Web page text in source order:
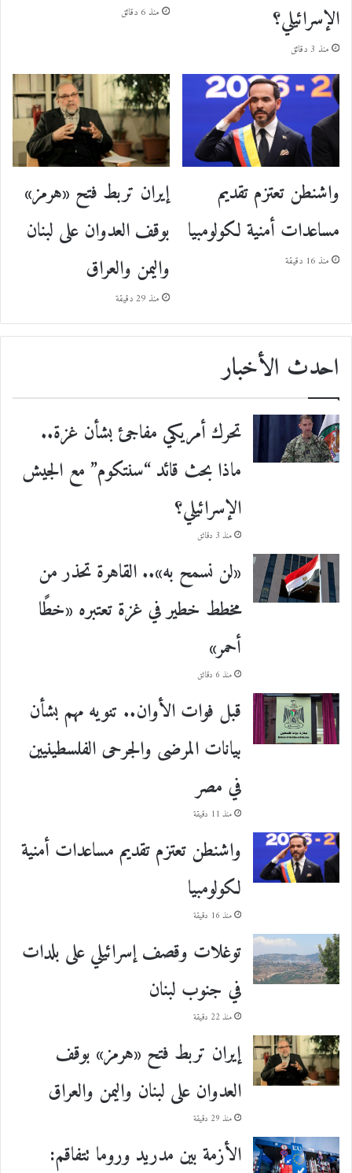
الإسرائيلي؟
منذ 3 دقائق
منذ 6 دقائق
واشنطن تعتزم تقديم
مساعدات أمنية لكولومبيا
منذ 16 دقيقة
إيران تربط فتح «هرمز»
بوقف العدوان على لبنان
واليمن والعراق
منذ 29 دقيقة
احدث الأخبار
تحرك أمريكي مفاجئ بشأن غزة..
ماذا بحث قائد “سنتكوم” مع الجيش
الإسرائيلي؟
منذ 3 دقائق
«لن نسمح به».. القاهرة تحذر من
مخطط خطير في غزة تعتبره «خطًا
أحمر»
منذ 6 دقائق
قبل فوات الأوان.. تنويه مهم بشأن
بيانات المرضى والجرحى الفلسطينيين
في مصر
منذ 11 دقيقة
واشنطن تعتزم تقديم مساعدات أمنية
لكولومبيا
منذ 16 دقيقة
توغلات وقصف إسرائيلي على بلدات
في جنوب لبنان
منذ 22 دقيقة
إيران تربط فتح «هرمز» بوقف
العدوان على لبنان واليمن والعراق
منذ 29 دقيقة
الأزمة بين مدريد وروما تتفاقم: